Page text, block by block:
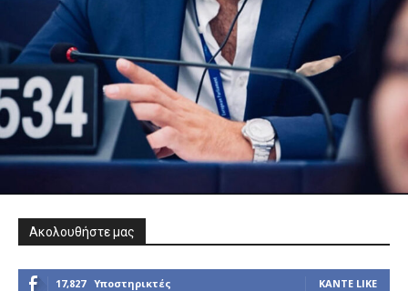
Ακολουθήστε μας
17,827 Υποστηρικτές ΚΆΝΤΕ LIKE